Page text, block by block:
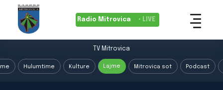
Radio Mitrovica • LIVE
TV Mitrovica
Hulumtime Kulture Lajme Mitrovica sot Podcast